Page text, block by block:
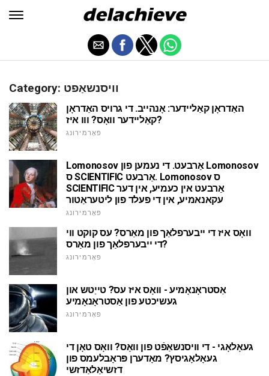
Category: וויסנשאַפט
האַדראָן קאַליידער: אָנהייב. די גרויס האַדראָן
קאַליידער וואָס? ווו איז?
פאָרמירונג
Lomonosov אַרבעט. די נעמען פון Lomonosov
ס SCIENTIFIC אַרבעט. Lomonosov ס
SCIENTIFIC אַרבעט אין כעמיע, אין דער
עקאנאמיע, אין די פעלד פון ליטעראַטור
פאָרמירונג
וואָס איז די ייבערפלאַך פון מאַרס? עס קוקט ווי
די ייבערפלאַך פון מאַרס?
פאָרמירונג
אַסטראָנאָמיע - וואָס איז עס? טייַטש און
געשיכטע פון אַסטראָנאָמיע
פאָרמירונג
געאָלאָגי - די וויסנשאַפֿט פון וואָס? וואָס טאָן די
געאָלאָגיסץ? מאָדערן פּראָבלעמס פון
דזשיאַלאַדזשי